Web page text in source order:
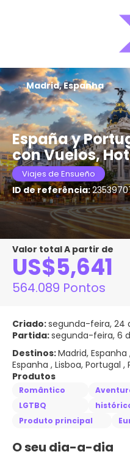
España y
con Vuelos,
Viajes de Ensueño
ID de referência:
Madrid, Espanha
Valor total A partir de
US$5,641
564.089 Pontos
Criado:segunda-feira, 24
Partida:segunda-feira, 6
Destinos:Madrid, Espanha
Espanha , Lisboa, Portugal ,
Produtos
Romântico
LGTBQ
Produto principal
O seu dia-a-dia